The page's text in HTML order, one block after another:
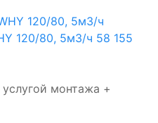
120/80, 5м3/ч 58 155
монтажа +